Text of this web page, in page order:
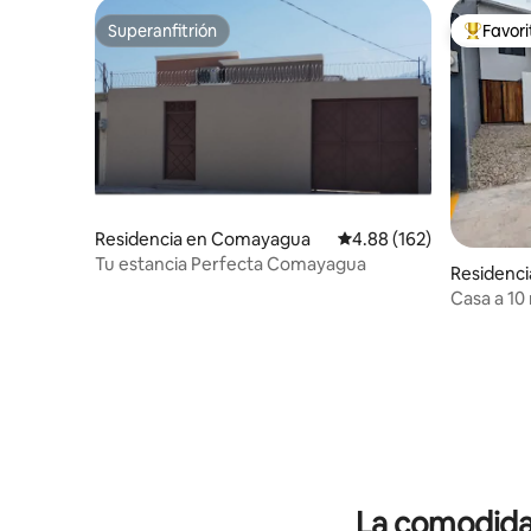
Superanfitrión
Superanfitrión
Residencia en Comayagua Calificación promedio:
4.88 (162)
Tu estancia Perfecta Comayagua
De los
Casa a